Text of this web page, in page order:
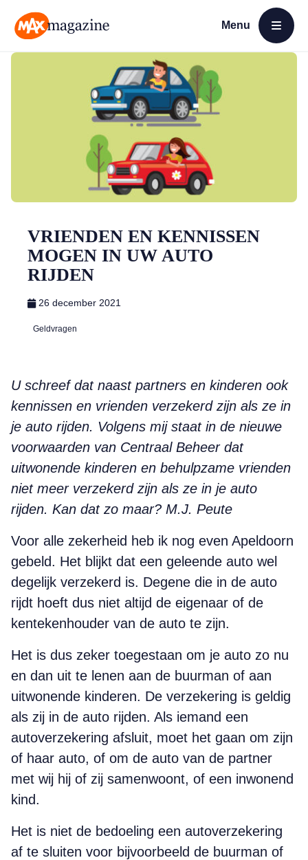
Menu
Open menu
VRIENDEN EN KENNISSEN
MOGEN IN UW AUTO
RIJDEN
26 december 2021
Geldvragen
U schreef dat naast partners en kinderen ook
kennissen en vrienden verzekerd zijn als ze in
je auto rijden. Volgens mij staat in de nieuwe
voorwaarden van Centraal Beheer dat
uitwonende kinderen en behulpzame vrienden
niet meer verzekerd zijn als ze in je auto
rijden. Kan dat zo maar? M.J. Peute
Voor alle zekerheid heb ik nog even Apeldoorn
gebeld. Het blijkt dat een geleende auto wel
degelijk verzekerd is. Degene die in de auto
rijdt hoeft dus niet altijd de eigenaar of de
kentekenhouder van de auto te zijn.
Het is dus zeker toegestaan om je auto zo nu
en dan uit te lenen aan de buurman of aan
uitwonende kinderen. De verzekering is geldig
als zij in de auto rijden. Als iemand een
autoverzekering afsluit, moet het gaan om zijn
of haar auto, of om de auto van de partner
met wij hij of zij samenwoont, of een inwonend
kind.
Het is niet de bedoeling een autoverzekering
af te sluiten voor bijvoorbeeld de buurman of